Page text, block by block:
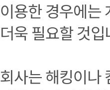
이용한 경우에는
더욱 필요할 것입
회사는 해킹이나